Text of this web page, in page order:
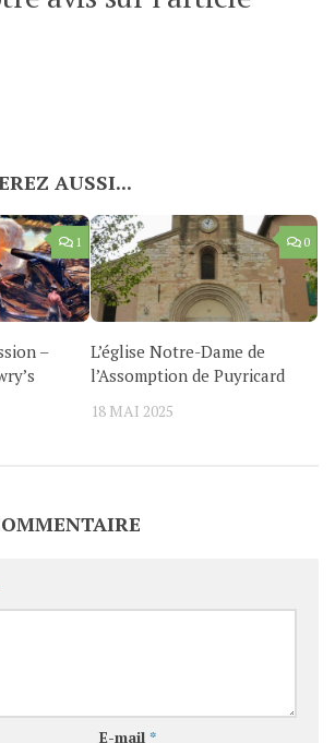
AUSSI...
1
–
0
L’église Notre-Dame de
l’Assomption de Puyricard
18 MAI 2025
E-mail *